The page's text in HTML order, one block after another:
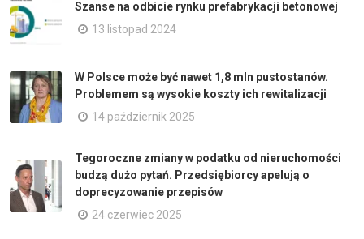
Szanse na odbicie rynku prefabrykacji betonowej
13 listopad 2024
W Polsce może być nawet 1,8 mln pustostanów.
Problemem są wysokie koszty ich rewitalizacji
14 październik 2025
Tegoroczne zmiany w podatku od nieruchomości
budzą dużo pytań. Przedsiębiorcy apelują o
doprecyzowanie przepisów
24 czerwiec 2025